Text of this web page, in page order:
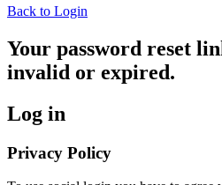
Back to Login
Your password reset
invalid or expired.
Log in
Privacy Policy